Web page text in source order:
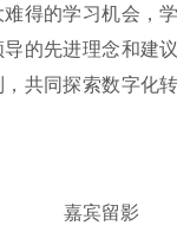
得的学习机会，
的先进理念和建
共同探索数字化
嘉宾留影